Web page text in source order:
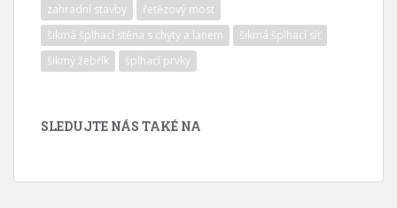
zahradní stavby
řetězový most
šikmá šplhací stěna s chyty a lanem
šikmá šplhací síť
šikmý žebřík
šplhací prvky
SLEDUJTE NÁS TAKÉ NA